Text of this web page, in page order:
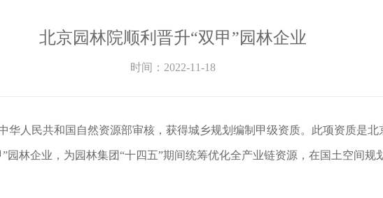
北京园林院顺利晋升“双甲”园林企业
时间：2022-11-18
华人民共和国自然资源部审核，获得城乡规划编制甲级资质。此项资质是
园林企业，为园林集团“十四五”期间统筹优化全产业链资源，在国土空间